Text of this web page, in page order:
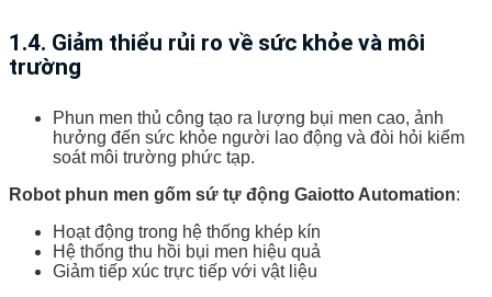
1.4. Giảm thiểu rủi ro về sức khỏe và môi
trường
Phun men thủ công tạo ra lượng bụi men cao, ảnh
hưởng đến sức khỏe người lao động và đòi hỏi kiểm
soát môi trường phức tạp.
Robot phun men gốm sứ tự động Gaiotto Automation:
Hoạt động trong hệ thống khép kín
Hệ thống thu hồi bụi men hiệu quả
Giảm tiếp xúc trực tiếp với vật liệu